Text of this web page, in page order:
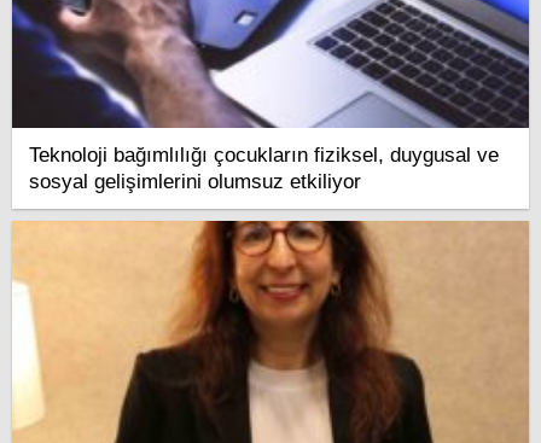
Teknoloji bağımlılığı çocukların fiziksel, duygusal ve
sosyal gelişimlerini olumsuz etkiliyor